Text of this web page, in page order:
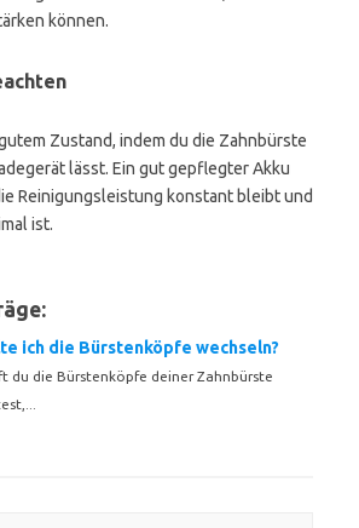
können.
Zustand, indem du die Zahnbürste
lässt. Ein gut gepflegter Akku
Reinigungsleistung konstant bleibt und
ist.
ich die Bürstenköpfe wechseln?
du die Bürstenköpfe deiner Zahnbürste